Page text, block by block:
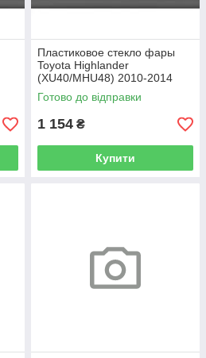
Пластиковое стекло фары
Toyota Highlander
(XU40/MHU48) 2010-2014
правое (пассажирское)
Готово до відправки
1 154 ₴
Купити